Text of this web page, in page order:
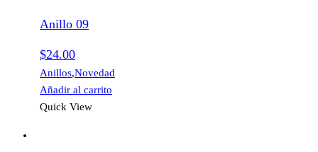
Anillo 09
$24.00
Anillos,Novedad
Añadir al carrito
Quick View